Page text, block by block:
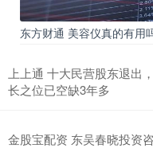
东方财通 美容仪真的有用
上上通 十大民营股东退出
长之位已空缺3年多
金股宝配资 东吴春晓投资